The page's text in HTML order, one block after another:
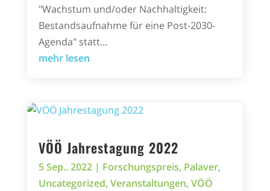
"Wachstum und/oder Nachhaltigkeit:
Bestandsaufnahme für eine Post-2030-
Agenda" statt...
mehr lesen
VÖÖ Jahrestagung 2022
5 Sep.. 2022| Forschungspreis, Palaver,
Uncategorized, Veranstaltungen, VÖÖ